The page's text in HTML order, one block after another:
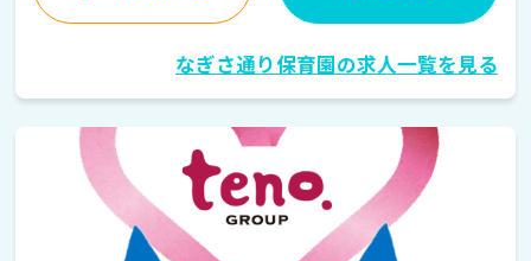
なぎさ通り保育園の求人一覧を見る